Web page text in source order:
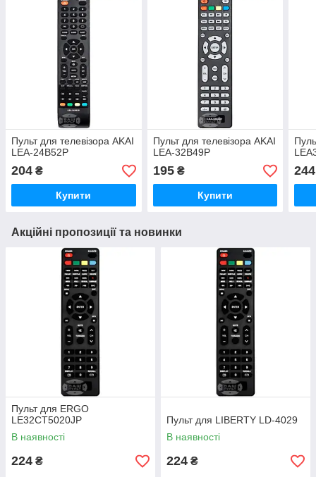
Пульт для телевізора AKAI
LEA-24B52P
204 ₴
Купити
Пульт для телевізора AKAI
LEA-32B49P
195₴
Купити
244
Акційні пропозиції та новинки
Пульт для ERGO
LE32CT5020JP
В наявності
224 ₴
Пульт для LIBERTY LD-4029
В наявності
224 ₴